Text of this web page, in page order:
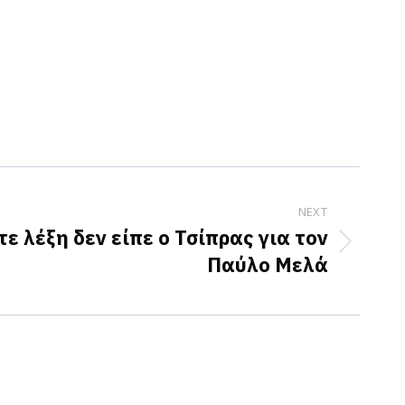
NEXT
λέξη δεν είπε ο Τσίπρας για τον
Παύλο Μελά